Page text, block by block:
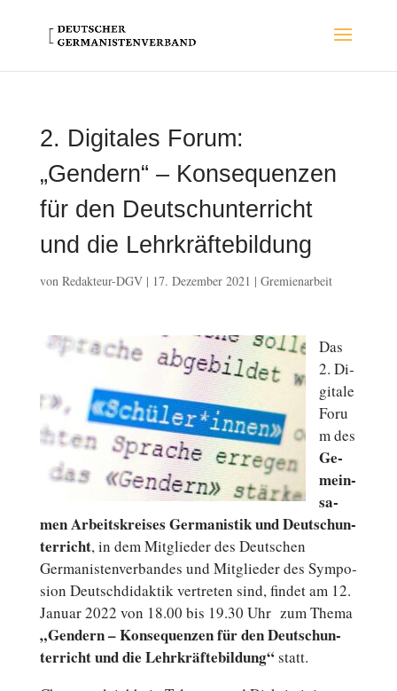
2. Digitales Forum:
„Gendern“ – Konsequenzen
für den Deutschunterricht
und die Lehrkräftebildung
von Redakteur-DGV| 17. Dezember 2021 | Gremienarbeit
Das
2. Di­
gi­ta­le
Foru
m des
Ge­
mein­
sa­
men Ar­beits­krei­ses Ger­ma­nis­tik und Deutsch­un­
ter­richt, in dem Mit­glie­der des Deutschen
Germanistenverbandes und Mit­glie­der des Sym­po­
si­on Deutsch­di­dak­tik ver­tre­ten sind,findet am 12.
Januar 2022 von 18.00 bis 19.30 Uhr zum Thema
„Gendern – Kon­se­quen­zen für den Deutsch­un­
ter­richt und die Lehr­kräf­te­bil­dung“statt.